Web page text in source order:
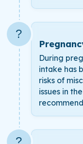
?
During
intake has
risks of
issues in